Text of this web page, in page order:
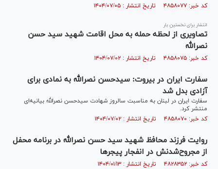
کد خبر: ۴۸۵۸۰۷۷ تاریخ انتشار : ۱۴۰۴/۰۷/۰۵
انتشار برای نخستین بار
تصاویری از لحظه حمله به محل اقامت شهید سید حسن
نصرالله
کد خبر: ۴۸۵۸۰۷۵ تاریخ انتشار : ۱۴۰۴/۰۷/۰۲
سفارت ایران در بیروت: سیدحسن نصرالله به نمادی برای
آزادی بدل شد
سفارت ایران در لبنان به مناسبت سالروز شهادت سیدحسن نصرالله بیانیه‌ای
منتشر کرد.
کد خبر: ۴۸۵۸۰۷۰ تاریخ انتشار : ۱۴۰۴/۰۷/۰۲
روایت فرزند محافظ شهید سید حسن نصرالله در برنامه محفل
از مجروح‌شدنش در انفجار پیجر‌ها
کد خبر: ۴۸۲۸۳۵۲ تاریخ انتشار : ۱۴۰۴/۰۱/۱۳